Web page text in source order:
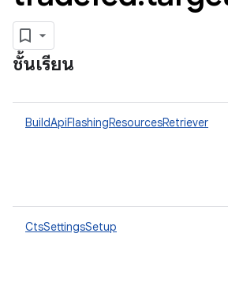
ชั้นเรียน
BuildApiFlashingResourcesRetriever
CtsSettingsSetup